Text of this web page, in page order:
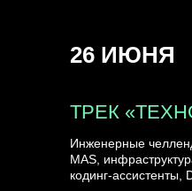
26 ИЮНЯ
Инженерные
MAS,
кодинг-ассистенты,
ТРЕК